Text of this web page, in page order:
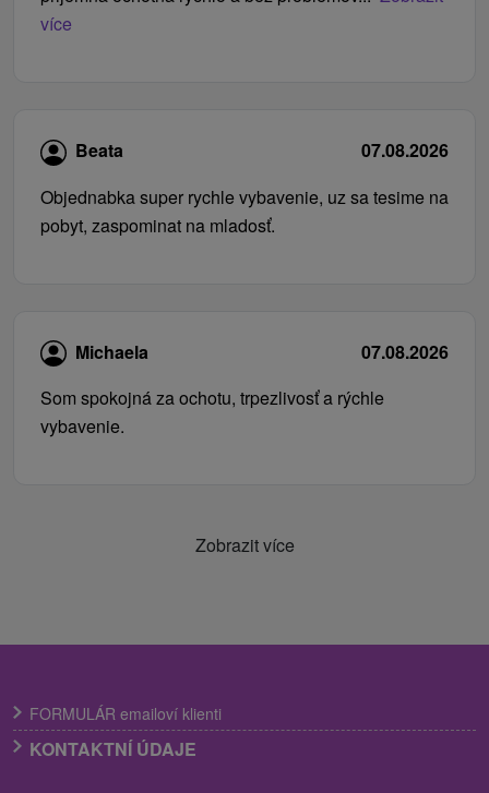
více
Beata
07.08.2026
Objednabka super rychle vybavenie, uz sa tesime na
pobyt, zaspominat na mladosť.
Michaela
07.08.2026
Som spokojná za ochotu, trpezlivosť a rýchle
vybavenie.
Zobrazit více
FORMULÁR emailoví klienti
KONTAKTNÍ ÚDAJE